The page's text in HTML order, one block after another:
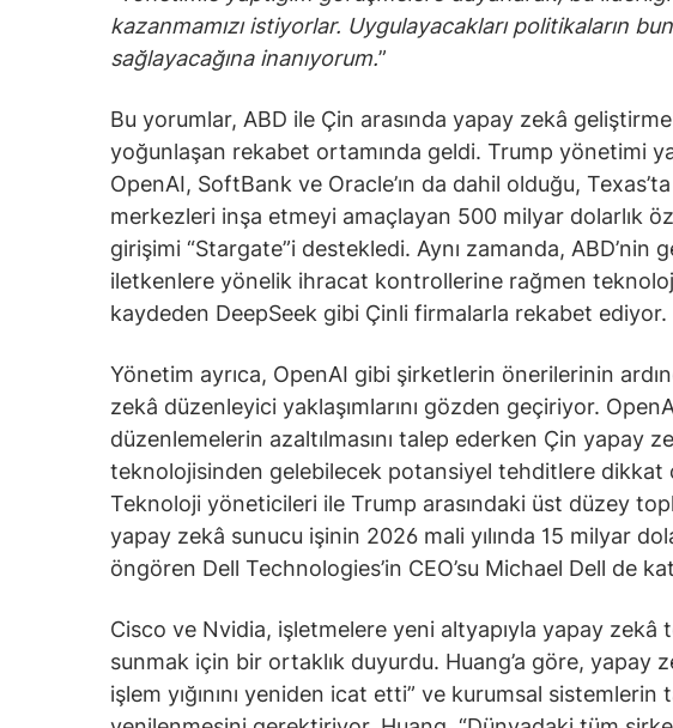
kazanmamızı istiyorlar. Uygulayacakları politikaların
sağlayacağına inanıyorum.”
Bu yorumlar, ABD ile Çin arasında yapay zekâ
yoğunlaşan rekabet ortamında geldi. Trump yönetimi
OpenAI, SoftBank ve Oracle’ın da dahil olduğu,
merkezleri inşa etmeyi amaçlayan 500 milyar dolarlık
girişimi “Stargate”i destekledi. Aynı zamanda, ABD’nin
iletkenlere yönelik ihracat kontrollerine rağmen
kaydeden DeepSeek gibi Çinli firmalarla rekabet ediyor.
Yönetim ayrıca, OpenAI gibi şirketlerin önerilerinin
zekâ düzenleyici yaklaşımlarını gözden geçiriyor.
düzenlemelerin azaltılmasını talep ederken Çin yapay
teknolojisinden gelebilecek potansiyel tehditlere dikkat
Teknoloji yöneticileri ile Trump arasındaki üst düzey
yapay zekâ sunucu işinin 2026 mali yılında 15 milyar
öngören Dell Technologies’in CEO’su Michael Dell de
Cisco ve Nvidia, işletmelere yeni altyapıyla yapay zekâ
sunmak için bir ortaklık duyurdu. Huang’a göre, yapay
işlem yığınını yeniden icat etti” ve kurumsal sistemlerin